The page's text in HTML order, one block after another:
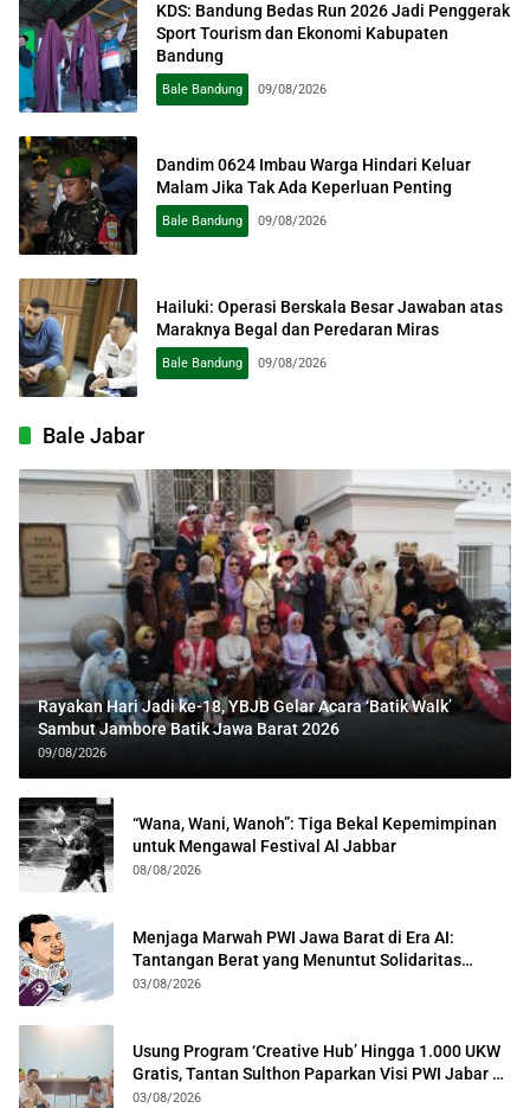
KDS: Bandung Bedas Run 2026 Jadi Penggerak
Sport Tourism dan Ekonomi Kabupaten
Bandung
Bale Bandung 09/08/2026
Dandim 0624 Imbau Warga Hindari Keluar
Malam Jika Tak Ada Keperluan Penting
Bale Bandung 09/08/2026
Hailuki: Operasi Berskala Besar Jawaban atas
Maraknya Begal dan Peredaran Miras
Bale Bandung 09/08/2026
Bale Jabar
Rayakan Hari Jadi ke-18, YBJB Gelar Acara ‘Batik Walk’
Sambut Jambore Batik Jawa Barat 2026
09/08/2026
“Wana, Wani, Wanoh”: Tiga Bekal Kepemimpinan
untuk Mengawal Festival Al Jabbar
08/08/2026
Menjaga Marwah PWI Jawa Barat di Era AI:
Tantangan Berat yang Menuntut Solidaritas
Lintas Generasi
03/08/2026
Usung Program ‘Creative Hub’ Hingga 1.000 UKW
Gratis, Tantan Sulthon Paparkan Visi PWI Jabar di
Kota Bogor
03/08/2026